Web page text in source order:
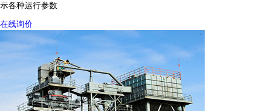
示各种运行参数
在线询价